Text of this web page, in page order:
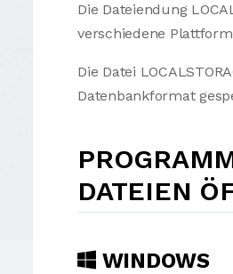
Die Dateiendung
verschiedene
Die Datei
Datenbankformat
DATEIEN
WINDOWS